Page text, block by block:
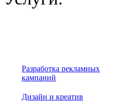
Разработка рекламных
кампаний
Дизайн и креатив